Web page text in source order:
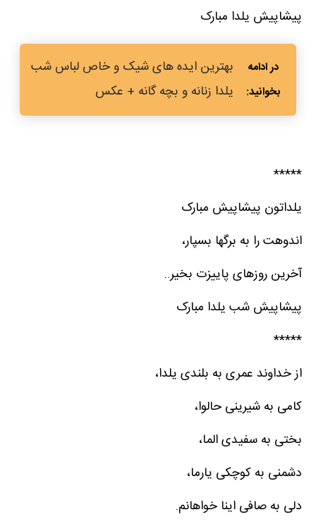
پیشاپیش یلدا مبارک
بهترین ایده های شیک و خاص لباس شب
یلدا زنانه و بچه گانه + عکس
*****
یلداتون پیشاپیش مبارک
اندوهت را به برگها بسپار،
آخرین روزهای پاییزت بخیر..
پیشاپیش شب یلدا مبارک
*****
از خداوند عمری به بلندی یلدا،
کامی به شیرینی حالوا،
بختی به سفیدی الما،
دشمنی به کوچکی یارما،
دلی به صافی اینا خواهانم.